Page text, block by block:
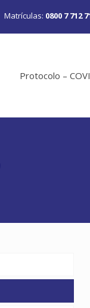
Matrículas: 0800 7 712
Protocolo –